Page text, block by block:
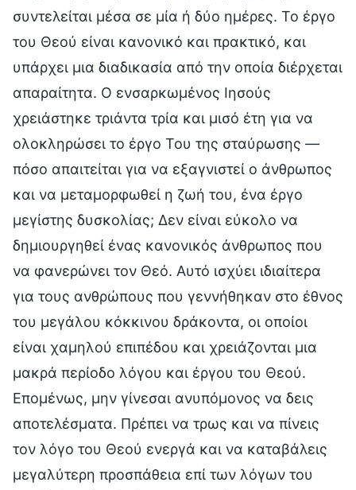
συντελείται μέσα σε μία ή δύο ημέρες. Το έργο
του Θεού είναι κανονικό και πρακτικό, και
υπάρχει μια διαδικασία από την οποία διέρχεται
απαραίτητα. Ο ενσαρκωμένος Ιησούς
χρειάστηκε τριάντα τρία και μισό έτη για να
ολοκληρώσει το έργο Του της σταύρωσης —
πόσο απαιτείται για να εξαγνιστεί ο άνθρωπος
και να μεταμορφωθεί η ζωή του, ένα έργο
μεγίστης δυσκολίας; Δεν είναι εύκολο να
δημιουργηθεί ένας κανονικός άνθρωπος που
να φανερώνει τον Θεό. Αυτό ισχύει ιδιαίτερα
για τους ανθρώπους που γεννήθηκαν στο έθνος
του μεγάλου κόκκινου δράκοντα, οι οποίοι
είναι χαμηλού επιπέδου και χρειάζονται μια
μακρά περίοδο λόγου και έργου του Θεού.
Επομένως, μην γίνεσαι ανυπόμονος να δεις
αποτελέσματα. Πρέπει να τρως και να πίνεις
τον λόγο του Θεού ενεργά και να καταβάλεις
μεγαλύτερη προσπάθεια επί των λόγων του